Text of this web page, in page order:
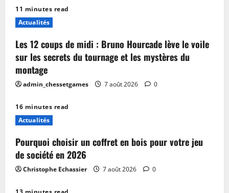
11 minutes read
Actualités
Les 12 coups de midi : Bruno Hourcade lève le voile
sur les secrets du tournage et les mystères du
montage
admin_chessetgames 7 août 2026 0
16 minutes read
Actualités
Pourquoi choisir un coffret en bois pour votre jeu
de société en 2026
Christophe Echassier 7 août 2026 0